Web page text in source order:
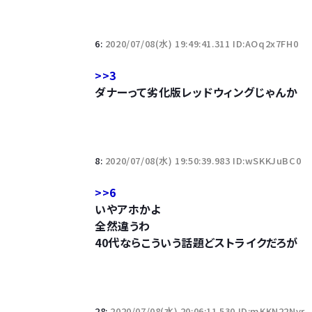
6: 2020/07/08(水) 19:49:41.311 ID:AOq2x7FH0
>>3
ダナーって劣化版レッドウィングじゃんか
8: 2020/07/08(水) 19:50:39.983 ID:wSKKJuBC0
>>6
いやアホかよ
全然違うわ
40代ならこういう話題どストライクだろが